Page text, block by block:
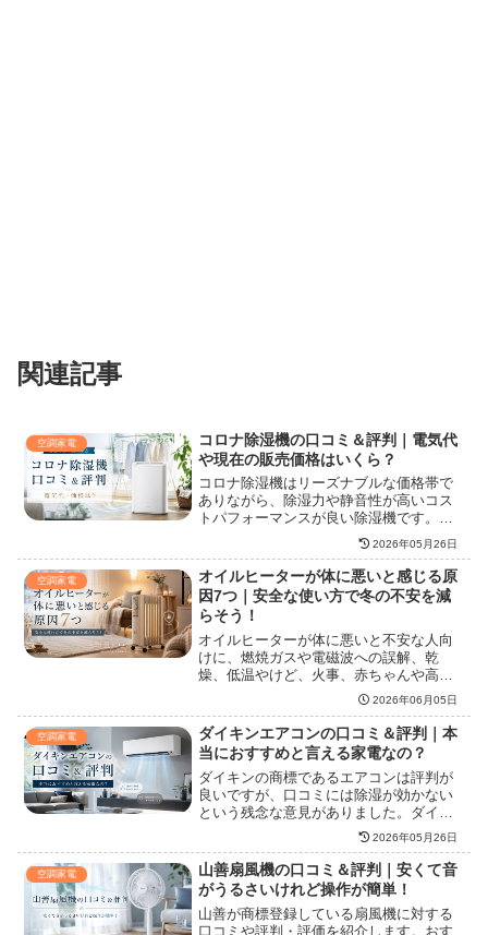
関連記事
空調家電
コロナ除湿機の口コミ＆評判｜電気代
や現在の販売価格はいくら？
コロナ除湿機はリーズナブルな価格帯で
ありながら、除湿力や静音性が高いコス
トパフォーマンスが良い除湿機です。電
気代を35％節約できるecoモードも搭載さ
れているため、常時使用を行う場合でも
気兼ねなく運転させることができます。
価格や性能、評判や口コミについて解説
していきます。
2026年05月26日
空調家電
オイルヒーターが体に悪いと感じる原
因7つ｜安全な使い方で冬の不安を減
らそう！
オイルヒーターが体に悪いと不安な人向
けに、燃焼ガスや電磁波への誤解、乾
燥、低温やけど、火事、赤ちゃんや高齢
者への注意点を整理し、体への負担を減
らす使い方を紹介します。
2026年06月05日
空調家電
ダイキンエアコンの口コミ＆評判｜本
当におすすめと言える家電なの？
ダイキンの商標であるエアコンは評判が
良いですが、口コミには除湿が効かない
という残念な意見がありました。ダイキ
ンのエアコン購入を考えている方は、ど
こで買うのがおすすめか知りたい方も多
数。ユーザーの疑問を一挙解決すべく、
本記事ではダイキンのエアコンに関する
情報を全て網羅しました。ぜひ参考にし
てください。
2026年05月26日
空調家電
山善扇風機の口コミ＆評判｜安くて音
がうるさいけれど操作が簡単！
山善が商標登録している扇風機に対する
口コミや評判・評価を紹介します。おす